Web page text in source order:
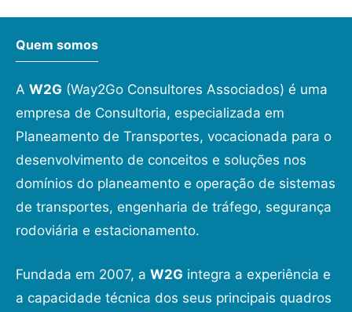
Quem somos
A W2G (Way2Go Consultores Associados) é uma
empresa de Consultoria, especializada em
Planeamento de Transportes, vocacionada para o
desenvolvimento de conceitos e soluções nos
domínios do planeamento e operação de sistemas
de transportes, engenharia de tráfego, segurança
rodoviária e estacionamento.
Fundada em 2007, a W2G integra a experiência e
a capacidade técnica dos seus principais quadros